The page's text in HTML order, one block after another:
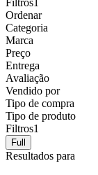
Ordenar
Categoria
Marca
Preço
Entrega
Avaliação
Vendido por
Tipo de compra
Tipo de produto
Filtros1
Full
Resultados para